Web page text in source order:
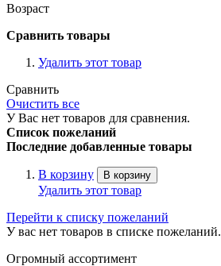
Возраст
Сравнить товары
Удалить этот товар
Сравнить
Очистить все
У Вас нет товаров для сравнения.
Список пожеланий
Последние добавленные товары
В корзину В корзину
Удалить этот товар
Перейти к списку пожеланий
У вас нет товаров в списке пожеланий.
Огромный ассортимент